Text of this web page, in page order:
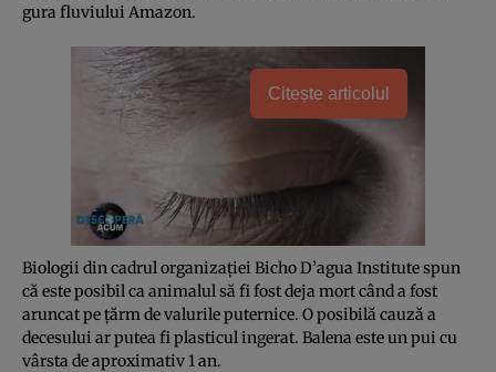
gura fluviului Amazon.
Citește articolul
Biologii din cadrul organizaţiei Bicho D’agua Institute spun
că este posibil ca animalul să fi fost deja mort când a fost
aruncat pe ţărm de valurile puternice. O posibilă cauză a
decesului ar putea fi plasticul ingerat. Balena este un pui cu
vârsta de aproximativ 1 an.